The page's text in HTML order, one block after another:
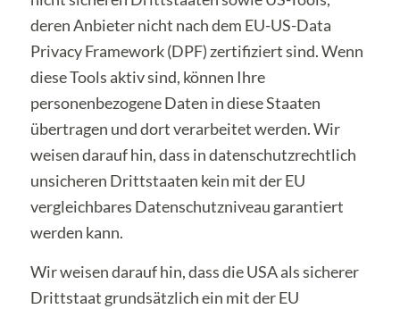
deren Anbieter nicht nach dem EU-US-Data
Privacy Framework (DPF) zertifiziert sind. Wenn
diese Tools aktiv sind, können Ihre
personenbezogene Daten in diese Staaten
übertragen und dort verarbeitet werden. Wir
weisen darauf hin, dass in datenschutzrechtlich
unsicheren Drittstaaten kein mit der EU
vergleichbares Datenschutzniveau garantiert
werden kann.
Wir weisen darauf hin, dass die USA als sicherer
Drittstaat grundsätzlich ein mit der EU